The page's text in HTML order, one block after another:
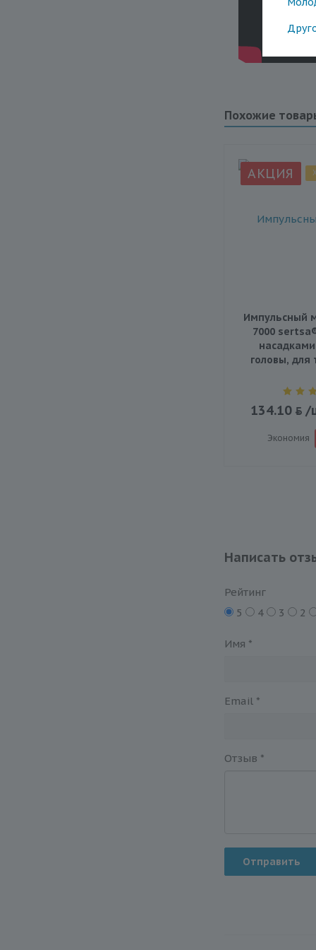
Похожие
АКЦИЯ
Импульсный
7000
головы, для
134.10 /
Экономия
Написать
Рейтинг
5
4 3 2
Имя *
Email *
Отзыв *
Отправить